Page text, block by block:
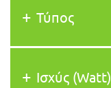
Τύπος
Ισχύς (Watt)